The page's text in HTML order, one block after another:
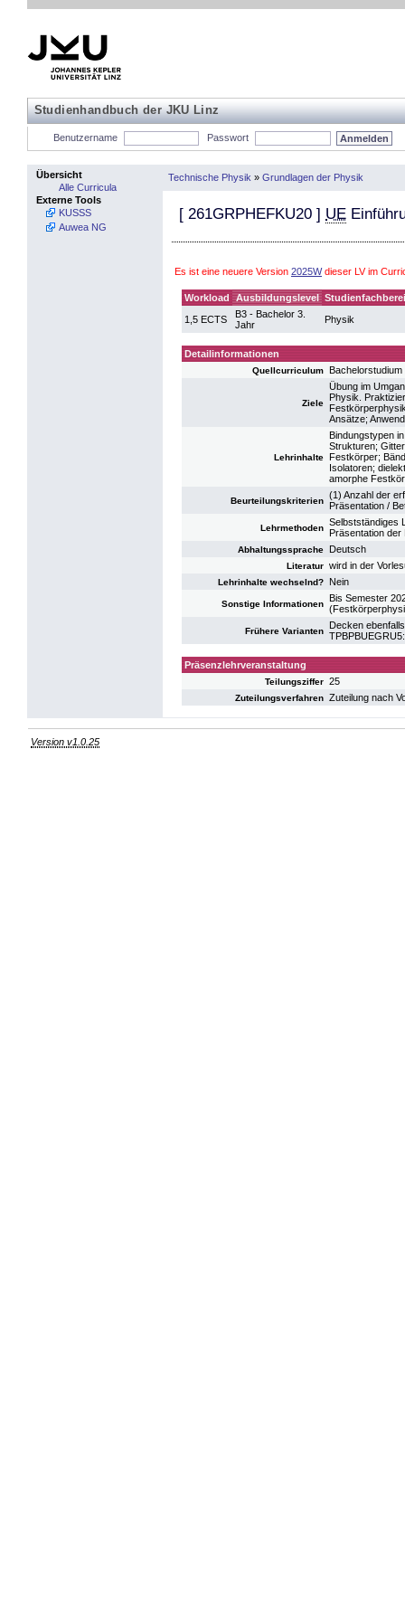
Studienhandbuch der JKU Linz
Benutzername Passwort
Übersicht
Alle Curricula
Externe Tools
KUSSS
Auwea NG
Technische Physik » Grundlagen der Physik
[ 261GRPHEFKU20 ] UE
Es ist eine neuere Version 2025Wdieser LV im
Workload Ausbildungslevel
1,5 ECTS
B3 - Bachelor 3.
Jahr
Physik
Detailinformationen
Quellcurriculum
Ziele
Übung im
Physik.
Ansätze;
Lehrinhalte
Bindungstypen
Strukturen;
Festkörper;
Isolatoren;
amorphe
Beurteilungskriterien
(1) Anzahl der
Präsentation /
Lehrmethoden
Selbstständiges
Präsentation der
Abhaltungssprache Deutsch
Literatur wird in der
Lehrinhalte wechselnd? Nein
Sonstige Informationen
Bis Semester
Frühere Varianten
Decken
Präsenzlehrveranstaltung
Teilungsziffer 25
Zuteilungsverfahren Zuteilung nach
Version v1.0.25